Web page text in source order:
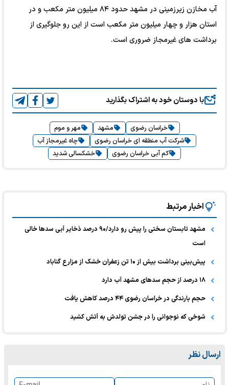
آب مخازن زیرزمینی در مشهد حدود ۸۴ میلیون متر مکعب و در
استان هزار و چهار میلیون متر مکعب است از این رو جلوگیری از
برداشت های غیرمجاز ضروری است.
با دوستان خود به اشتراک بگذارید
خراسان رضوی مشهد
مهر و موم
شرکت آب منطقه ای خراسان رضوی
چاه غیرمجاز آب
کم آبی خراسان رضوی
خشکسالی شدید
اخبار مرتبط
مشهد تابستان سختی را پیش رو دارد/۹۰ درصد ذخایر آبی سدها خالی
است
پیش‌بینی برداشت بیش از ۱۰ تن زعفران خشک از مزارع گناباد
۱۸ درصد از حجم سدهای مشهد آب دارد
حجم بارندگی در خراسان رضوی ۴۴ درصد کاهش یافت
شوخی که نوجوانی را در جشن تولدش به آتش کشید
ارسال نظر